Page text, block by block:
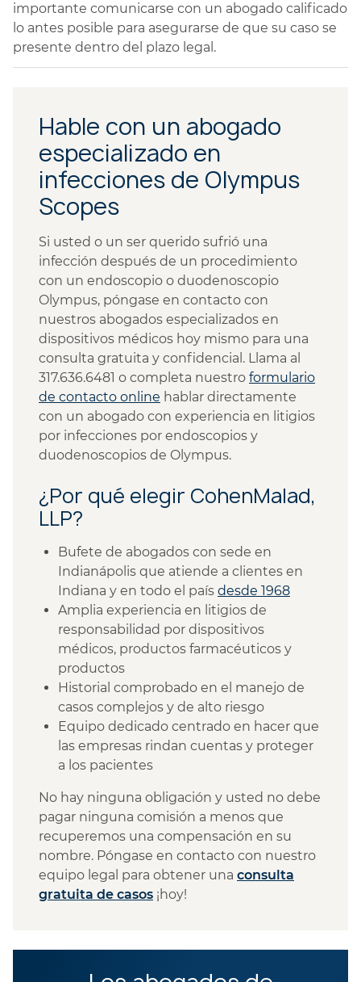
importante comunicarse con un abogado calificado
lo antes posible para asegurarse de que su caso se
presente dentro del plazo legal.
Hable con un abogado
especializado en
infecciones de Olympus
Scopes
Si usted o un ser querido sufrió una
infección después de un procedimiento
con un endoscopio o duodenoscopio
Olympus, póngase en contacto con
nuestros abogados especializados en
dispositivos médicos hoy mismo para una
consulta gratuita y confidencial. Llama al
317.636.6481 o completa nuestro formulario
de contacto online hablar directamente
con un abogado con experiencia en litigios
por infecciones por endoscopios y
duodenoscopios de Olympus.
¿Por qué elegir CohenMalad,
LLP?
Bufete de abogados con sede en
Indianápolis que atiende a clientes en
Indiana y en todo el país desde 1968
Amplia experiencia en litigios de
responsabilidad por dispositivos
médicos, productos farmacéuticos y
productos
Historial comprobado en el manejo de
casos complejos y de alto riesgo
Equipo dedicado centrado en hacer que
las empresas rindan cuentas y proteger
a los pacientes
No hay ninguna obligación y usted no debe
pagar ninguna comisión a menos que
recuperemos una compensación en su
nombre. Póngase en contacto con nuestro
equipo legal para obtener una consulta
gratuita de casos ¡hoy!